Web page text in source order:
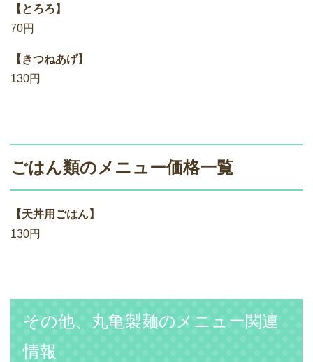
【とろろ】
70円
【きつねあげ】
130円
ごはん類のメニュー価格一覧
【天丼用ごはん】
130円
その他、丸亀製麺のメニュー関連
情報